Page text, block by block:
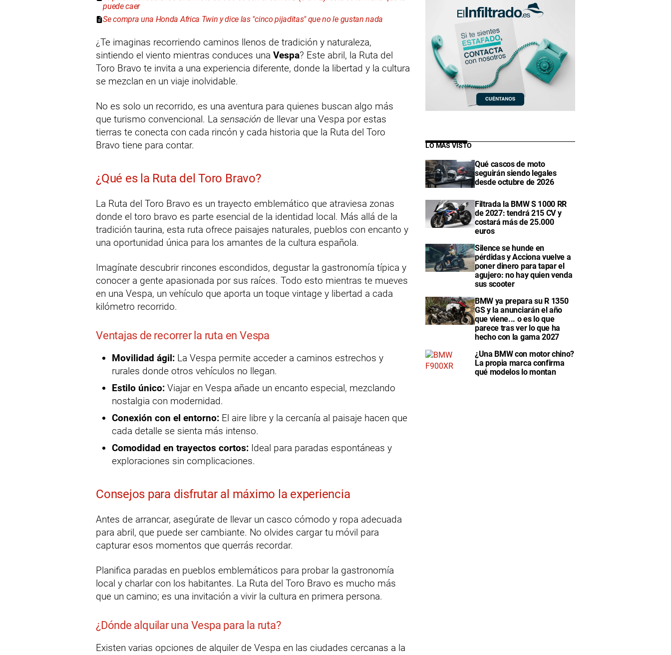
puede caer
Se compra una Honda Africa Twin y dice las "cinco pijaditas" que no le gustan nada
¿Te imaginas recorriendo caminos llenos de tradición y naturaleza,
sintiendo el viento mientras conduces una Vespa? Este abril, la Ruta del
Toro Bravo te invita a una experiencia diferente, donde la libertad y la cultura
se mezclan en un viaje inolvidable.
No es solo un recorrido, es una aventura para quienes buscan algo más
que turismo convencional. La sensación de llevar una Vespa por estas
tierras te conecta con cada rincón y cada historia que la Ruta del Toro
Bravo tiene para contar.
¿Qué es la Ruta del Toro Bravo?
La Ruta del Toro Bravo es un trayecto emblemático que atraviesa zonas
donde el toro bravo es parte esencial de la identidad local. Más allá de la
tradición taurina, esta ruta ofrece paisajes naturales, pueblos con encanto y
una oportunidad única para los amantes de la cultura española.
Imagínate descubrir rincones escondidos, degustar la gastronomía típica y
conocer a gente apasionada por sus raíces. Todo esto mientras te mueves
en una Vespa, un vehículo que aporta un toque vintage y libertad a cada
kilómetro recorrido.
Ventajas de recorrer la ruta en Vespa
Movilidad ágil: La Vespa permite acceder a caminos estrechos y
rurales donde otros vehículos no llegan.
Estilo único: Viajar en Vespa añade un encanto especial, mezclando
nostalgia con modernidad.
Conexión con el entorno: El aire libre y la cercanía al paisaje hacen que
cada detalle se sienta más intenso.
Comodidad en trayectos cortos: Ideal para paradas espontáneas y
exploraciones sin complicaciones.
Consejos para disfrutar al máximo la experiencia
Antes de arrancar, asegúrate de llevar un casco cómodo y ropa adecuada
para abril, que puede ser cambiante. No olvides cargar tu móvil para
capturar esos momentos que querrás recordar.
Planifica paradas en pueblos emblemáticos para probar la gastronomía
local y charlar con los habitantes. La Ruta del Toro Bravo es mucho más
que un camino; es una invitación a vivir la cultura en primera persona.
¿Dónde alquilar una Vespa para la ruta?
Existen varias opciones de alquiler de Vespa en las ciudades cercanas a la
LO MÁS VISTO
Qué cascos de moto
seguirán siendo legales
desde octubre de 2026
Filtrada la BMW S 1000 RR
de 2027: tendrá 215 CV y
costará más de 25.000
euros
Silence se hunde en
pérdidas y Acciona vuelve a
poner dinero para tapar el
agujero: no hay quien venda
sus scooter
BMW ya prepara su R 1350
GS y la anunciarán el año
que viene... o es lo que
parece tras ver lo que ha
hecho con la gama 2027
¿Una BMW con motor chino?
La propia marca confirma
qué modelos lo montan